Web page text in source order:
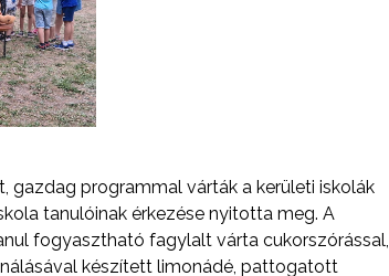
gazdag programmal várták a kerületi iskolák
tanulóinak érkezése nyitotta meg. A
fogyasztható fagylalt várta cukorszórással,
készített limonádé, pattogatott